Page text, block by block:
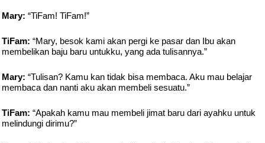
Mary: “TiFam! TiFam!”
TiFam: “Mary, besok kami akan pergi ke pasar dan Ibu akan
membelikan baju baru untukku, yang ada tulisannya.”
Mary: “Tulisan? Kamu kan tidak bisa membaca. Aku mau belajar
membaca dan nanti aku akan membeli sesuatu.”
TiFam: “Apakah kamu mau membeli jimat baru dari ayahku untuk
melindungi dirimu?”